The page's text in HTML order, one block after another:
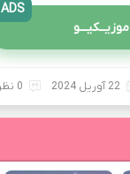
ADS
22 آوریل 2024 0 نظر